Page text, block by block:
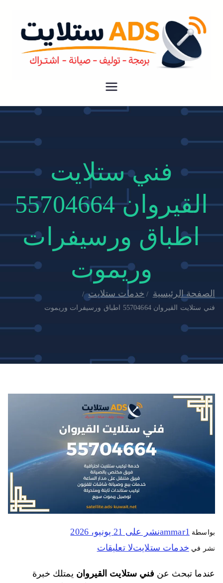
ستلايت ADS
افضل خدمة فني ستلايت رسيفر في
انواع دش الستلايت و الرسيفر بارخص
فني ستلايت
القيروان 55704664
اطباق ورسيفرات
وريموت
الصفحة الرئيسية خدمات ستلايت
فني ستلايت القيروان 55704664 اطباق ورسيفرات وريموت
بواسطة ammar1نشر على 21 يونيو، 2026
نشر في خدمات ستلايتلا تعليقات
عندما تبحث عن فني ستلايت القيروان يمتلك خبرة